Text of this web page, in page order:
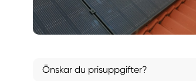
Önskar du prisuppgifter?